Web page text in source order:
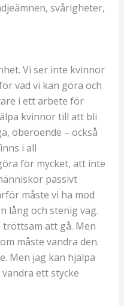
svårigheter,
Vi ser inte kvinnor
vad vi kan göra och
i ett arbete för
kvinnor till att bli
oberoende – också
i all
för mycket, att inte
passivt
måste vi ha mod
lång och stenig väg.
att gå. Men
måste vandra den.
Men jag kan hjälpa
ett stycke